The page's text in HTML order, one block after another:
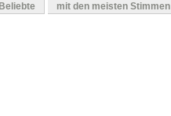
Beliebte mit den meisten Stimmen